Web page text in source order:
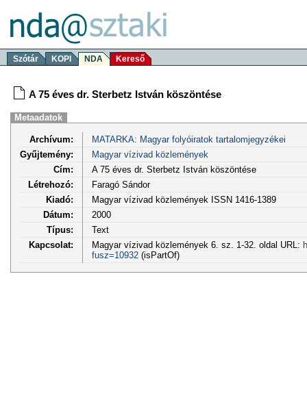
Szótár KOPI NDA Kereső
A 75 éves dr. Sterbetz István köszöntése
Metaadatok
Archívum:
MATARKA: Magyar folyóiratok tartalomjegyzékei
Gyűjtemény:
Magyar vízivad közlemények
Cím:
A 75 éves dr. Sterbetz István köszöntése
Létrehozó:
Faragó Sándor
Kiadó:
Magyar vízivad közlemények ISSN 1416-1389
Dátum:
2000
Típus:
Text
Kapcsolat:
Magyar vízivad közlemények 6. sz. 1-32. oldal URL:
fusz=10932(isPartOf)